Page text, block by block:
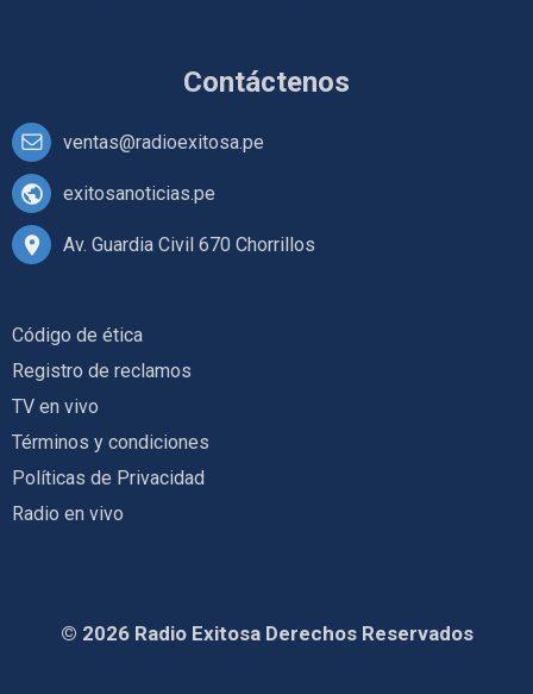
Contáctenos
ventas@radioexitosa.pe
exitosanoticias.pe
Av. Guardia Civil 670 Chorrillos
Código de ética
Registro de reclamos
TV en vivo
Términos y condiciones
Políticas de Privacidad
Radio en vivo
© 2026 Radio Exitosa Derechos Reservados